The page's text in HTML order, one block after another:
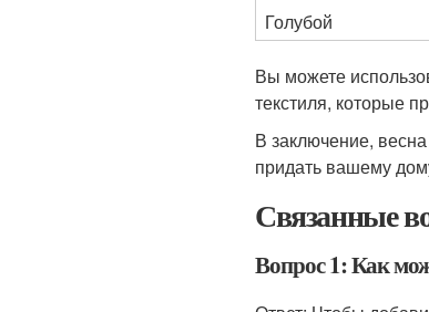
Голубой
Вы можете
текстиля, которые
В заключение,
придать вашему
Связанные
Вопрос 1: Как